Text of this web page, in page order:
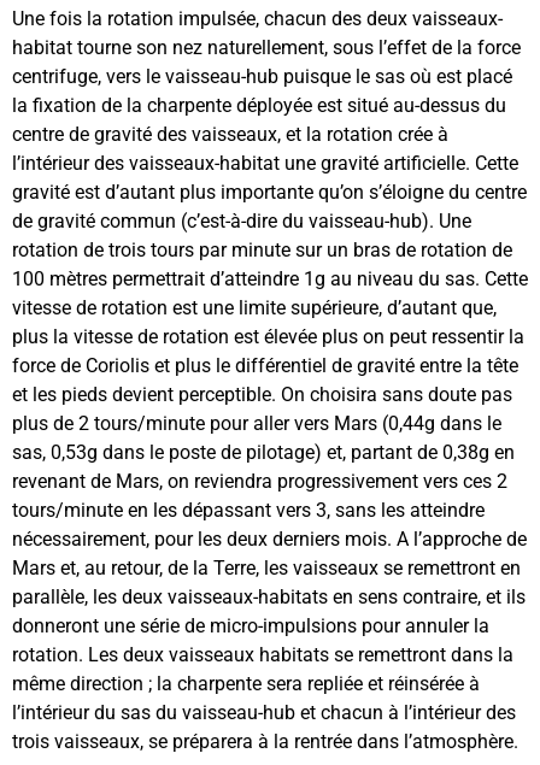
Une fois la rotation impulsée, chacun des deux vaisseaux-
habitat tourne son nez naturellement, sous l’effet de la force
centrifuge, vers le vaisseau-hub puisque le sas où est placé
la fixation de la charpente déployée est situé au-dessus du
centre de gravité des vaisseaux, et la rotation crée à
l’intérieur des vaisseaux-habitat une gravité artificielle. Cette
gravité est d’autant plus importante qu’on s’éloigne du centre
de gravité commun (c’est-à-dire du vaisseau-hub). Une
rotation de trois tours par minute sur un bras de rotation de
100 mètres permettrait d’atteindre 1g au niveau du sas. Cette
vitesse de rotation est une limite supérieure, d’autant que,
plus la vitesse de rotation est élevée plus on peut ressentir la
force de Coriolis et plus le différentiel de gravité entre la tête
et les pieds devient perceptible. On choisira sans doute pas
plus de 2 tours/minute pour aller vers Mars (0,44g dans le
sas, 0,53g dans le poste de pilotage) et, partant de 0,38g en
revenant de Mars, on reviendra progressivement vers ces 2
tours/minute en les dépassant vers 3, sans les atteindre
nécessairement, pour les deux derniers mois. A l’approche de
Mars et, au retour, de la Terre, les vaisseaux se remettront en
parallèle, les deux vaisseaux-habitats en sens contraire, et ils
donneront une série de micro-impulsions pour annuler la
rotation. Les deux vaisseaux habitats se remettront dans la
même direction ; la charpente sera repliée et réinsérée à
l’intérieur du sas du vaisseau-hub et chacun à l’intérieur des
trois vaisseaux, se préparera à la rentrée dans l’atmosphère.